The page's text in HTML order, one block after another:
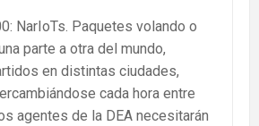
NarIoTs. Paquetes volando o
parte a otra del mundo,
en distintas ciudades,
cada hora entre
agentes de la DEA necesitarán